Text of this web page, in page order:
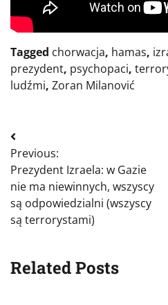
Tagged chorwacja, hamas,
prezydent, psychopaci,
ludźmi, Zoran Milanović
Nawigacja
wpisu
Previous:
Prezydent Izraela: w Gazie
nie ma niewinnych, wszyscy
są odpowiedzialni (wszyscy
są terrorystami)
Related Posts